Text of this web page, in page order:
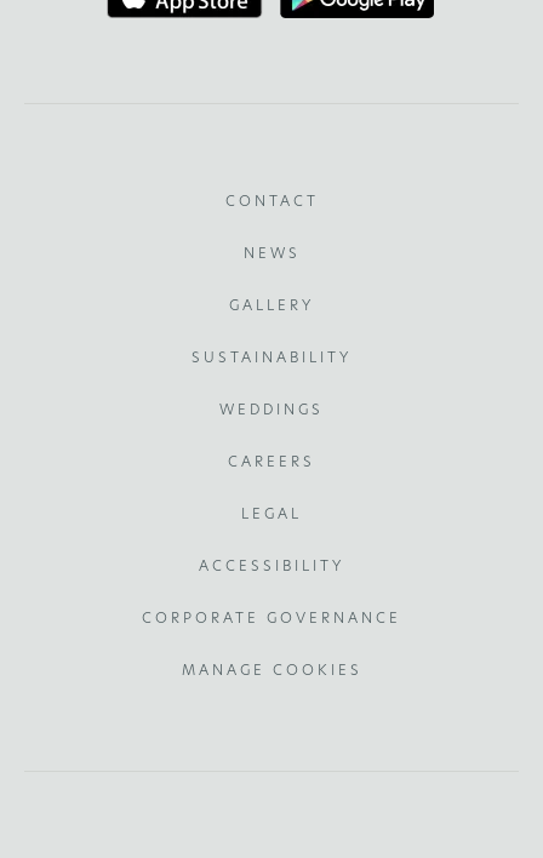
CONTACT
NEWS
GALLERY
SUSTAINABILITY
WEDDINGS
CAREERS
LEGAL
ACCESSIBILITY
CORPORATE GOVERNANCE
MANAGE COOKIES